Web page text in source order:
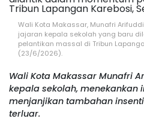
Wali Kota Makassar, Munafri
jajaran kepala sekolah yang baru
pelantikan massal di Tribun
(23/6/2026).
Wali Kota Makassar Munafri
kepala sekolah, menekankan
menjanjikan tambahan
terluar.